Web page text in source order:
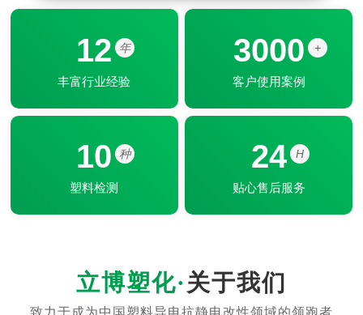
12 年
丰富行业经验
3000 +
客户使用案例
10 种
塑料检测
24 H
贴心售后服务
关于我们